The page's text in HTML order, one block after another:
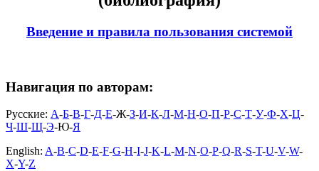
Введение и правила пользования системой
Навигация по авторам:
Русские: А-Б-В-Г-Д-Е-Ж-З-И-К-Л-М-Н-О-П-Р-С-Т-У-Ф-Х-Ц-
Ч-Ш-Щ-Э-Ю-Я
English: A-B-C-D-E-F-G-H-I-J-K-L-M-N-O-P-Q-R-S-T-U-V-W-
X-Y-Z